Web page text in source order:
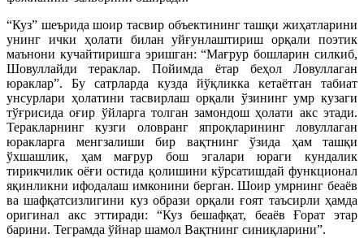
“Куз” шеърида шоир тасвир объектининг ташқи жиҳатларини
унинг ички ҳолати билан уйғунлаштириш орқали поэтик
маънони кучайтиришга эришган: “Мағрур бошларин силкиб,
Шовуллайди тераклар. Пойимда ётар беҳол Ловуллаган
юраклар”. Бу сатрларда кузда йўқликка кетаётган табиат
унсурлари ҳолатини тасвирлаш орқали ўзининг умр кузаги
тўғрисида оғир ўйларга толган замондош ҳолати акс этади.
Теракларнинг кузги оловранг япроқларининг ловуллаган
юракларга менгзалиши бир вақтнинг ўзида ҳам ташқи
ўхшашлик, ҳам мағрур бош эгалари юраги кундалик
тирикчилик оёғи остида қолишини кўрсатишдай функционал
яқинликни ифодалаш имконини берган. Шоир умрнинг беаёв
ва шафқатсизлигини куз образи орқали ғоят таъсирли ҳамда
оригинал акс эттиради: “Куз бешафқат, беаёв Ғорат этар
барини. Теграмда ўйнар шамол Вақтнинг синиқларини”.